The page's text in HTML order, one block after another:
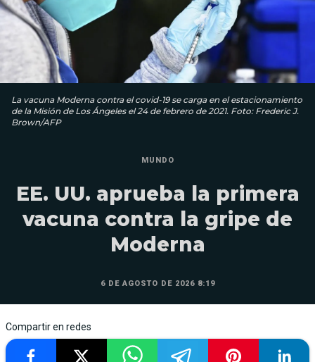
La vacuna Moderna contra el covid-19 se carga en el estacionamiento
de la Misión de Los Ángeles el 24 de febrero de 2021. Foto: Frederic J.
Brown/AFP
MUNDO
EE. UU. aprueba la primera
vacuna contra la gripe de
Moderna
6 DE AGOSTO DE 2026 8:19
Compartir en redes